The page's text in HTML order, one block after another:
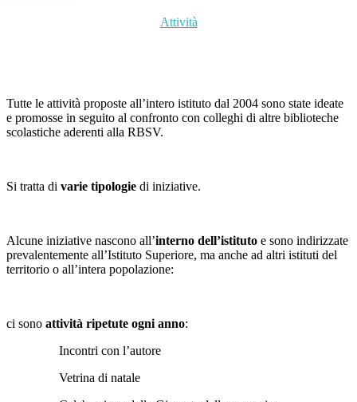
Attività
Tutte le attività proposte all’intero istituto dal 2004 sono state ideate
e promosse in seguito al confronto con colleghi di altre biblioteche
scolastiche aderenti alla RBSV.
Si tratta di varie tipologie di iniziative.
Alcune iniziative nascono all’interno dell’istituto e sono indirizzate
prevalentemente all’Istituto Superiore, ma anche ad altri istituti del
territorio o all’intera popolazione:
ci sono attività ripetute ogni anno:
Incontri con l’autore
Vetrina di natale